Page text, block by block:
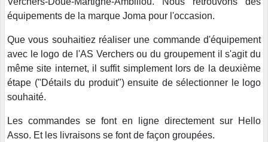
équipements de la marque Joma pour l'occasion.
Que vous souhaitiez réaliser une commande d'équipement
avec le logo de l'AS Verchers ou du groupement il s'agit du
même site internet, il suffit simplement lors de la deuxième
étape ("Détails du produit") ensuite de sélectionner le logo
souhaité.
Les commandes se font en ligne directement sur Hello
Asso. Et les livraisons se font de façon groupées.